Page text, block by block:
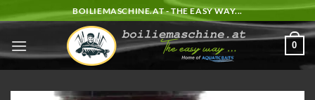
Inhalt
springen
BOILIEMASCHINE.AT - THE EASY WAY...
0